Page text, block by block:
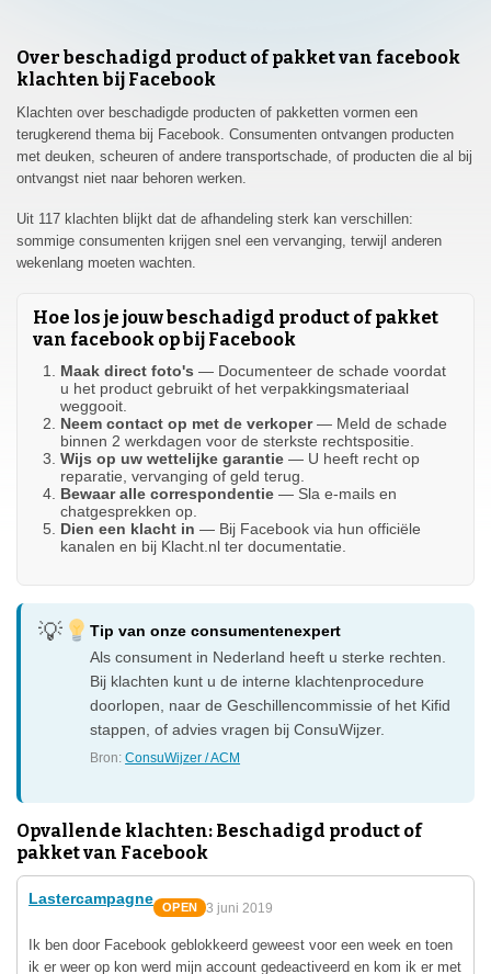
Over beschadigd product of pakket van facebook
klachten bij Facebook
Klachten over beschadigde producten of pakketten vormen een
terugkerend thema bij Facebook. Consumenten ontvangen producten
met deuken, scheuren of andere transportschade, of producten die al bij
ontvangst niet naar behoren werken.
Uit 117 klachten blijkt dat de afhandeling sterk kan verschillen:
sommige consumenten krijgen snel een vervanging, terwijl anderen
wekenlang moeten wachten.
Hoe los je jouw beschadigd product of pakket
van facebook op bij Facebook
Maak direct foto's — Documenteer de schade voordat
u het product gebruikt of het verpakkingsmateriaal
weggooit.
Neem contact op met de verkoper— Meld de schade
binnen 2 werkdagen voor de sterkste rechtspositie.
Wijs op uw wettelijke garantie — U heeft recht op
reparatie, vervanging of geld terug.
Bewaar alle correspondentie — Sla e-mails en
chatgesprekken op.
Dien een klacht in — Bij Facebook via hun officiële
kanalen en bij Klacht.nl ter documentatie.
Tip van onze consumentenexpert
Als consument in Nederland heeft u sterke rechten.
Bij klachten kunt u de interne klachtenprocedure
doorlopen, naar de Geschillencommissie of het Kifid
stappen, of advies vragen bij ConsuWijzer.
Bron:ConsuWijzer / ACM
Opvallende klachten: Beschadigd product of
pakket van Facebook
Lastercampagne OPEN 3 juni 2019
Ik ben door Facebook geblokkeerd geweest voor een week en toen
ik er weer op kon werd mijn account gedeactiveerd en kom ik er met